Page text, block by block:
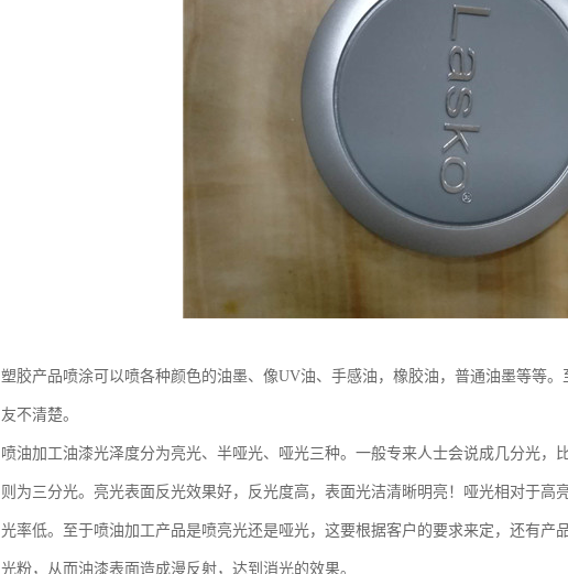
塑胶产品喷涂可以喷各种颜色的油墨、像UV油、手感油，橡胶油，普通油墨等等
友不清楚。
喷油加工油漆光泽度分为亮光、半哑光、哑光三种。一般专来人士会说成几分光，
则为三分光。亮光表面反光效果好，反光度高，表面光洁清晰明亮！哑光相对于高
光率低。至于喷油加工产品是喷亮光还是哑光，这要根据客户的要求来定，还有产
光粉，从而油漆表面造成漫反射，达到消光的效果。